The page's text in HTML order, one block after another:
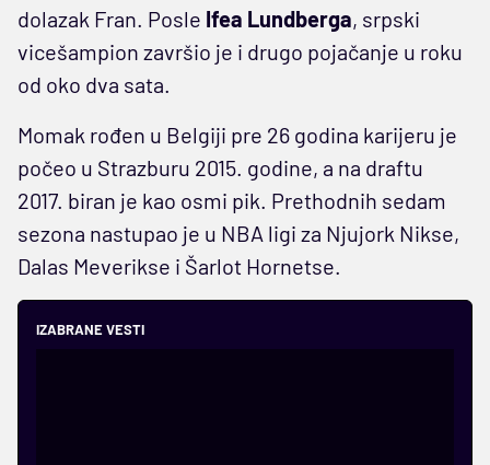
dolazak Fran. Posle Ifea Lundberga, srpski
vicešampion završio je i drugo pojačanje u roku
od oko dva sata.
Momak rođen u Belgiji pre 26 godina karijeru je
počeo u Strazburu 2015. godine, a na draftu
2017. biran je kao osmi pik. Prethodnih sedam
sezona nastupao je u NBA ligi za Njujork Nikse,
Dalas Meverikse i Šarlot Hornetse.
IZABRANE VESTI